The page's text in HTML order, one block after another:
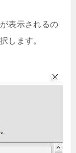
表示されるの
します。